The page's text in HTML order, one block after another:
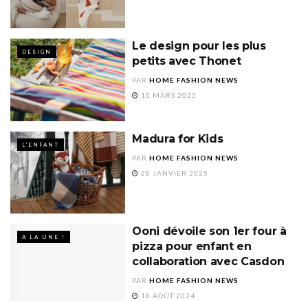
DESIGN
Le design pour les plus
petits avec Thonet
PAR HOME FASHION NEWS
15 MARS 2025
L'ENFANT Madura for Kids
PAR HOME FASHION NEWS
28 JANVIER 2025
A LA UNE !
Ooni dévoile son 1er four à
pizza pour enfant en
collaboration avec Casdon
PAR HOME FASHION NEWS
18 AOÛT 2024